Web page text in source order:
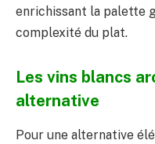
enrichissant la palette
complexité du plat.
Les vins blancs
alternative
Pour une alternative